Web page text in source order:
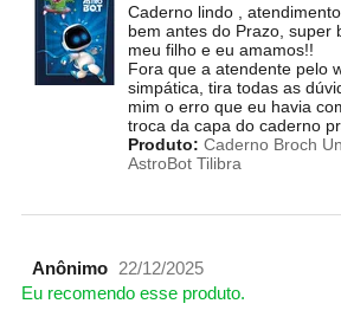
Caderno lindo ,
bem antes do Prazo, super
meu filho e eu amamos!!
Fora que a atendente pelo
simpática, tira todas as
mim o erro que eu havia
troca da capa do caderno
Produto: Caderno Broch
AstroBot Tilibra
Anônimo
22/12/2025
Eu recomendo esse produto.